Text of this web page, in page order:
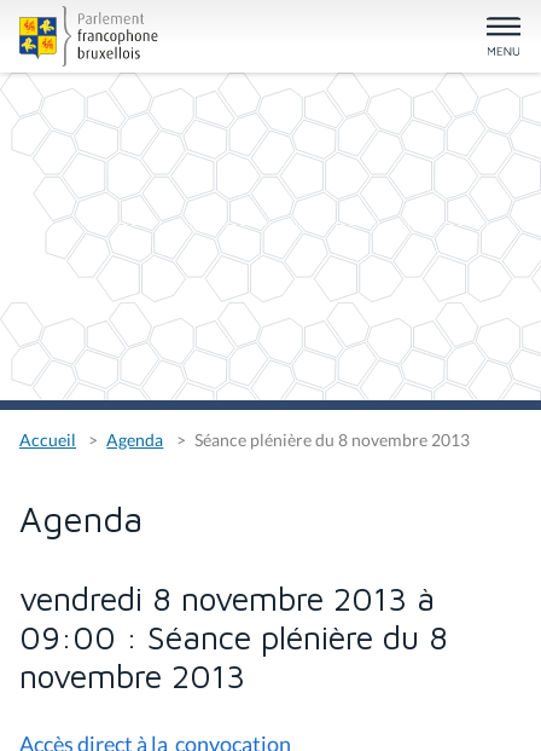
Accueil Agenda Séance plénière du 8 novembre 2013
Agenda
vendredi 8 novembre 2013 à
09:00 : Séance plénière du 8
novembre 2013
Accès direct à la convocation